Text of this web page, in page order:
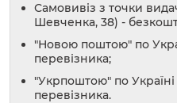
Самовивіз з точки
Шевченка, 38) -
"Новою поштою" по
перевізника;
"Укрпоштою" по
перевізника.